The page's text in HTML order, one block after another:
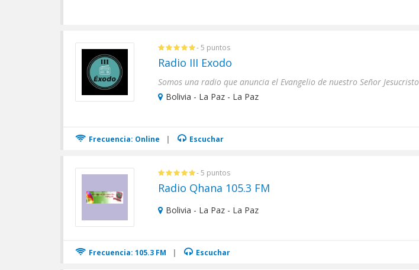
- 5 puntos
Radio III Exodo
Somos una radio que anuncia el Evangelio de nuestro Señor Jesucristo
Bolivia - La Paz - La Paz
Frecuencia: Online | Escuchar
- 5 puntos
Radio Qhana 105.3 FM
Bolivia - La Paz - La Paz
Frecuencia: 105.3 FM | Escuchar